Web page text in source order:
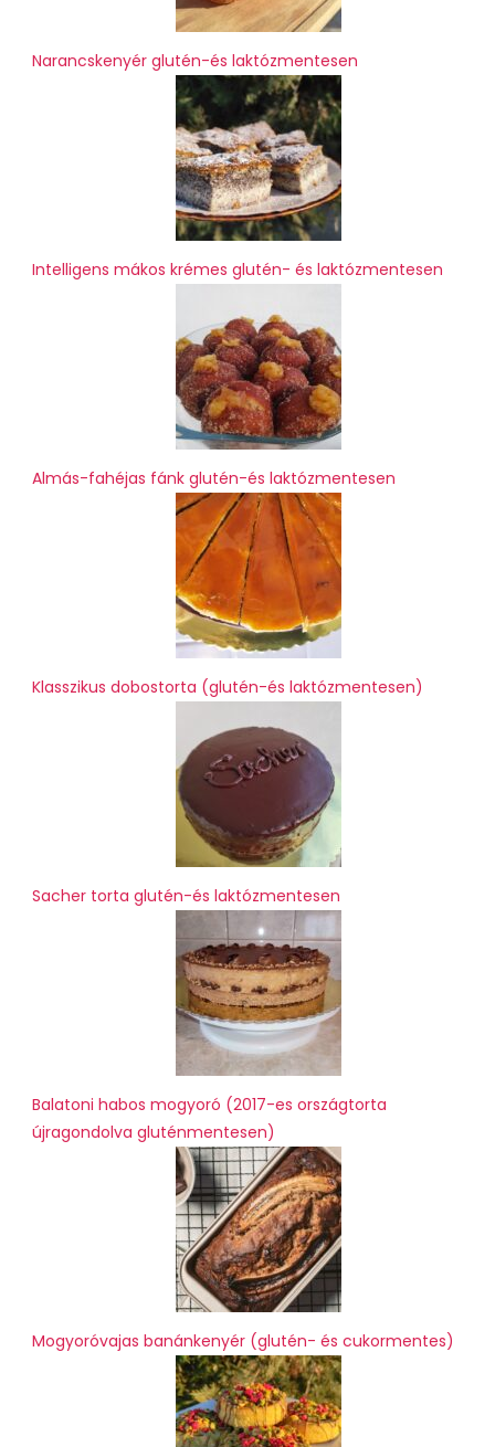
Narancskenyér glutén-és laktózmentesen
Intelligens mákos krémes glutén- és laktózmentesen
Almás-fahéjas fánk glutén-és laktózmentesen
Klasszikus dobostorta (glutén-és laktózmentesen)
Sacher torta glutén-és laktózmentesen
Balatoni habos mogyoró (2017-es országtorta
újragondolva gluténmentesen)
Mogyoróvajas banánkenyér (glutén- és cukormentes)